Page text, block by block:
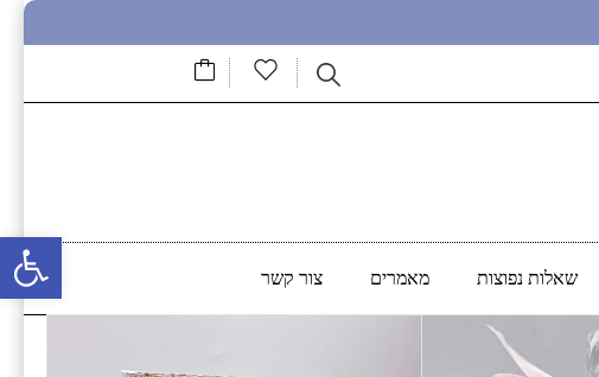
פתח סרגל נגישות
שאלות נפוצות מאמרים צור קשר